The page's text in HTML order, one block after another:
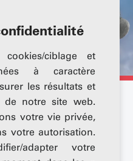
ciblage et
à caractère
les résultats et
de notre site web.
votre vie privée,
votre autorisation.
adapter votre
Guide
juridique